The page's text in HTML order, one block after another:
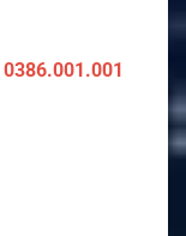
0386.001.001